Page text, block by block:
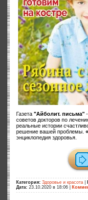
Газета "Айболит. письма"
советов докторов по
реальные истории
решение вашей проблемы.
энциклопедия здоровья.
Категория: Здоровье и красота
Дата: 23.10.2020 в 18:06